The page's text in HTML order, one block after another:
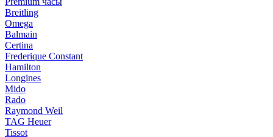
Breitling
Omega
Balmain
Certina
Frederique Constant
Hamilton
Longines
Mido
Rado
Raymond Weil
TAG Heuer
Tissot